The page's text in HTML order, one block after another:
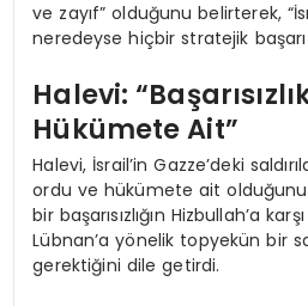
ve zayıf” olduğunu belirterek,
neredeyse hiçbir stratejik
Halevi:
Hükümete Ait”
Halevi, İsrail’in Gazze’deki
ordu ve hükümete ait
bir başarısızlığın Hizbullah’a
Lübnan’a yönelik topyekün bir
gerektiğini dile getirdi.